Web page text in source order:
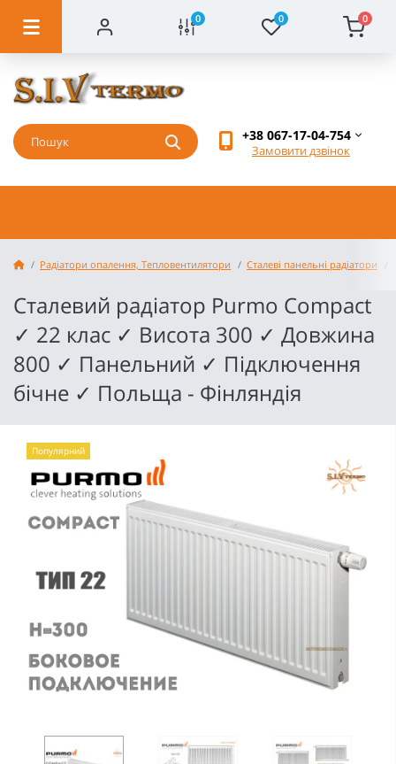
0 0 0
+38 067-17-04-754
Замовити дзвінок
Радіатори опалення, Тепловентилятори Сталеві панельні радіатори
Сталевий радіатор Purmo Compact
✓ 22 клас ✓ Висота 300 ✓ Довжина
800 ✓ Панельний ✓ Підключення
бічне ✓ Польща - Фінляндія
Популярний